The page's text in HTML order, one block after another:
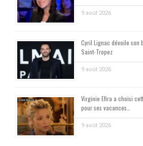
9 août 2026
Cyril Lignac dévoile son
Saint-Tropez
9 août 2026
Virginie Efira a choisi
pour ses vacances…
9 août 2026